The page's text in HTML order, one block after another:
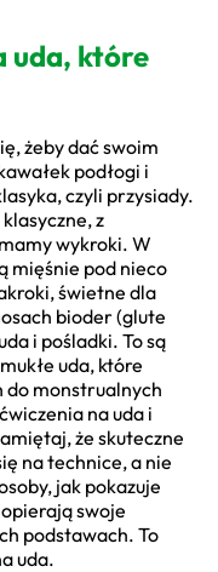
uda, które
żeby dać swoim
podłogi i
czyli przysiady.
z
wykroki. W
mięśnie pod nieco
świetne dla
bioder (glute
i pośladki. To są
uda, które
do monstrualnych
na uda i
że skuteczne
na technice, a nie
jak pokazuje
opierają swoje
podstawach. To
uda.